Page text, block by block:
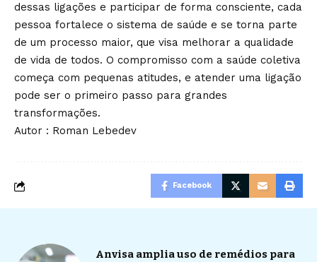
dessas ligações e participar de forma consciente, cada
pessoa fortalece o sistema de saúde e se torna parte
de um processo maior, que visa melhorar a qualidade
de vida de todos. O compromisso com a saúde coletiva
começa com pequenas atitudes, e atender uma ligação
pode ser o primeiro passo para grandes
transformações.
Autor : Roman Lebedev
Facebook
Anvisa amplia uso de remédios para